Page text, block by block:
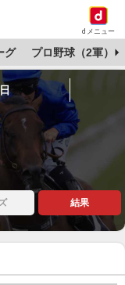
dメニュー
グ プロ野球（2軍）
結果